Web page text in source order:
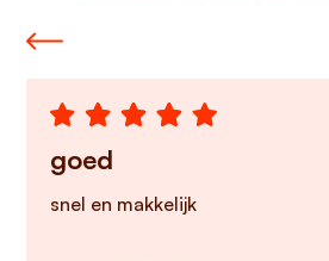
goed
snel en makkelijk